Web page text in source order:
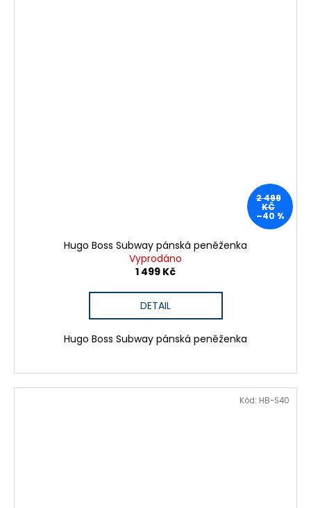
2 499
KČ
–40 %
Hugo Boss Subway pánská peněženka
Vyprodáno
1 499 Kč
DETAIL
Hugo Boss Subway pánská peněženka
Kód: HB-S40